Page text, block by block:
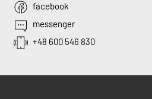
facebook
messenger
+48 600 546 830